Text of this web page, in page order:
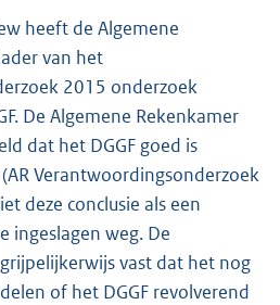
heeft de Algemene
van het
2015 onderzoek
De Algemene Rekenkamer
dat het DGGF goed is
Verantwoordingsonderzoek
deze conclusie als een
ingeslagen weg. De
vast dat het nog
of het DGGF revolverend